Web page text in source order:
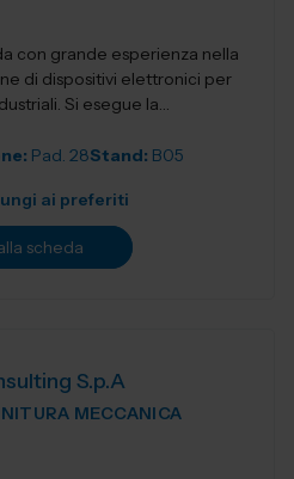
con grande esperienza nella
di dispositivi elettronici per
Si esegue la
Pad. 28Stand: B05
ai preferiti
scheda
S.p.A
MECCANICA